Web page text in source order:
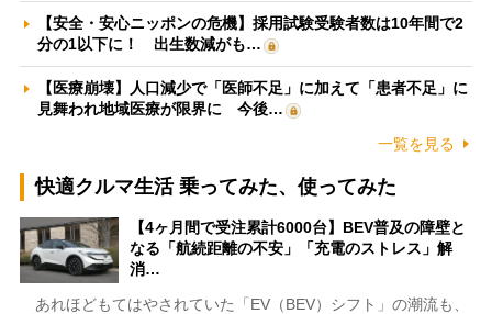
【安全・安心ニッポンの危機】採用試験受験者数は10年間で2
分の1以下に！ 出生数減がも…
【医療崩壊】人口減少で「医師不足」に加えて「患者不足」に
見舞われ地域医療が限界に 今後…
一覧を見る
快適クルマ生活 乗ってみた、使ってみた
【4ヶ月間で受注累計6000台】BEV普及の障壁と
なる「航続距離の不安」「充電のストレス」解
消…
あれほどもてはやされていた「EV（BEV）シフト」の潮流も、